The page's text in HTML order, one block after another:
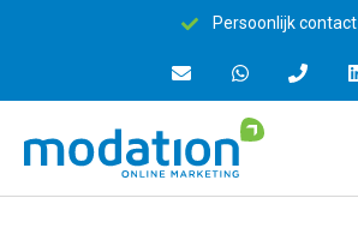
Persoonlijk contact